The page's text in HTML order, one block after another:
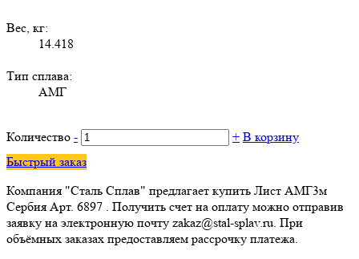
Вес, кг:
14.418
Тип сплава:
АМГ
Количество - + В корзину
Быстрый заказ
Компания "Сталь Сплав" предлагает купить Лист АМГ3м
Сербия Арт. 6897 . Получить счет на оплату можно отправив
заявку на электронную почту zakaz@stal-splav.ru. При
объёмных заказах предоставляем рассрочку платежа.